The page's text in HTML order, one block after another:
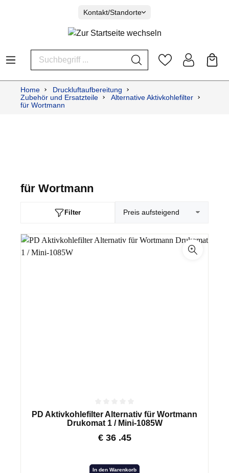
Kontakt/Standorte
Home
Druckluftaufbereitung
Zubehör und Ersatzteile
Alternative Aktivkohlefilter
für Wortmann
für Wortmann
Filter
PD Aktivkohlefilter Alternativ für Wortmann
Drukomat 1 / Mini-1085W
€ 36 .45
In den Warenkorb